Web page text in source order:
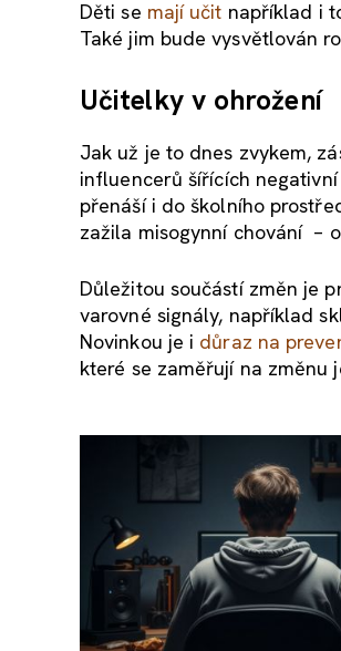
Děti se mají učit například i
Také jim bude vysvětlován
Učitelky v ohrožení
Jak už je to dnes zvykem,
influencerů šířících
přenáší i do školního
zažila misogynní chování –
Důležitou součástí změn je
varovné signály, například
Novinkou je i důraz na
které se zaměřují na změnu